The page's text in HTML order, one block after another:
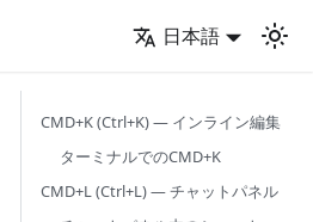
日本語
CMD+K (Ctrl+K) — インライン編集
ターミナルでのCMD+K
CMD+L (Ctrl+L) — チャットパネル